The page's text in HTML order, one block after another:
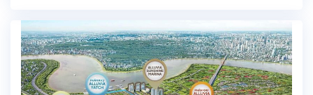
tự điều tiết của thị trường trước làn sóng gia tăng
nguồn cung dạt dào từ giai đoạn trước. Dù tỷ lệ lấp
đầy […]